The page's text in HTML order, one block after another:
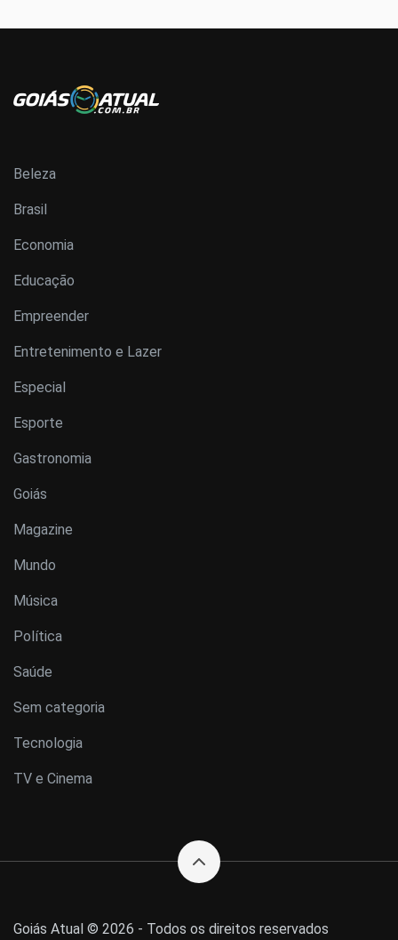
Beleza
Brasil
Economia
Educação
Empreender
Entretenimento e Lazer
Especial
Esporte
Gastronomia
Goiás
Magazine
Mundo
Música
Política
Saúde
Sem categoria
Tecnologia
TV e Cinema
Goiás Atual © 2026 - Todos os direitos reservados